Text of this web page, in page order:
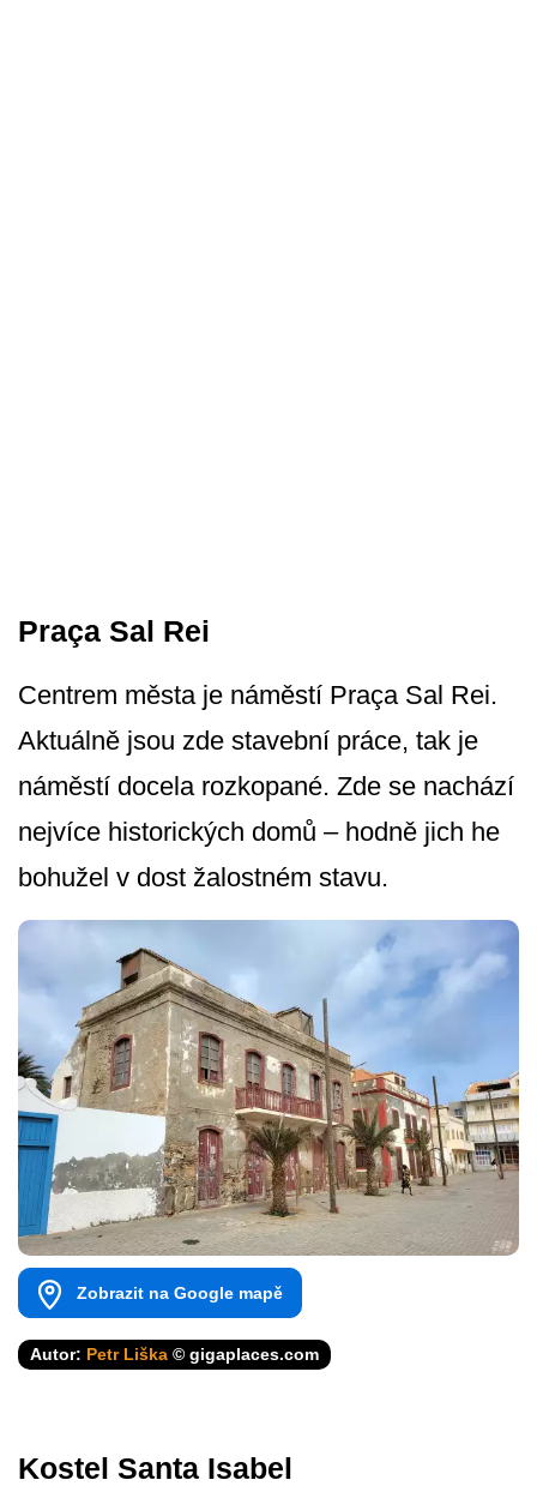
Praça Sal Rei
Centrem města je náměstí Praça Sal Rei.
Aktuálně jsou zde stavební práce, tak je
náměstí docela rozkopané. Zde se nachází
nejvíce historických domů – hodně jich he
bohužel v dost žalostném stavu.
Zobrazit na Google mapě
Autor: Petr Liška © gigaplaces.com
Kostel Santa Isabel